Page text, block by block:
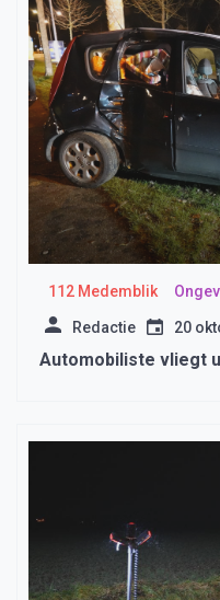
112 Medemblik
Redactie 20
Automobiliste vliegt